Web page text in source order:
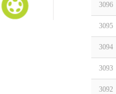
3096
3095
3094
3093
3092